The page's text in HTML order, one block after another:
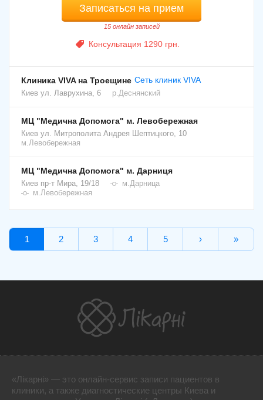
Записаться на прием
15 онлайн записей
Консультация 1290 грн.
Клиника VIVA на Троещине Сеть клиник VIVA
Киев ул. Лаврухина, 6 р.Деснянский
МЦ "Медична Допомога" м. Левобережная
Киев ул. Митрополита Андрея Шептицкого, 10
м.Левобережная
МЦ "Медична Допомога" м. Дарниця
Киев пр-т Мира, 19/18
м.Дарница
м.Левобережная
1 2 3 4 5 › »
«Лікарні» — это онлайн-сервис записи пациентов в
клиники, а также диагностические центры Киева и